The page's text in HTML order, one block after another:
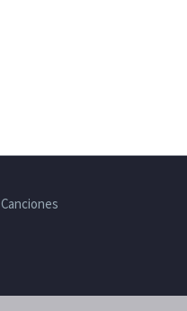
Canciones